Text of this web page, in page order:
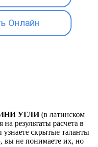
Онлайн
УГЛИ(в латинском
на результаты расчета в
скрытые таланты
вы не понимаете их, но